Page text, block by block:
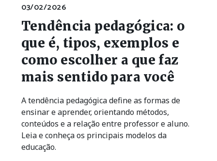
03/02/2026
Tendência pedagógica: o
que é, tipos, exemplos e
como escolher a que faz
mais sentido para você
A tendência pedagógica define as formas de
ensinar e aprender, orientando métodos,
conteúdos e a relação entre professor e aluno.
Leia e conheça os principais modelos da
educação.